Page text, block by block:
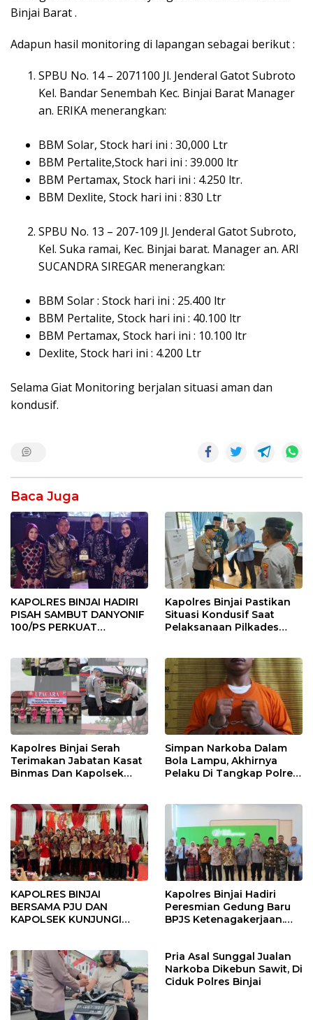
Binjai Barat .
Adapun hasil monitoring di lapangan sebagai berikut :
SPBU No. 14 – 2071100 Jl. Jenderal Gatot Subroto
Kel. Bandar Senembah Kec. Binjai Barat Manager
an. ERIKA menerangkan:
BBM Solar, Stock hari ini : 30,000 Ltr
BBM Pertalite,Stock hari ini : 39.000 ltr
BBM Pertamax, Stock hari ini : 4.250 ltr.
BBM Dexlite, Stock hari ini : 830 Ltr
SPBU No. 13 – 207-109 Jl. Jenderal Gatot Subroto,
Kel. Suka ramai, Kec. Binjai barat. Manager an. ARI
SUCANDRA SIREGAR menerangkan:
BBM Solar : Stock hari ini : 25.400 ltr
BBM Pertalite, Stock hari ini : 40.100 ltr
BBM Pertamax, Stock hari ini : 10.100 ltr
Dexlite, Stock hari ini : 4.200 Ltr
Selama Giat Monitoring berjalan situasi aman dan
kondusif.
Baca Juga
KAPOLRES BINJAI HADIRI
PISAH SAMBUT DANYONIF
100/PS PERKUAT
Kapolres Binjai Pastikan
Situasi Kondusif Saat
Pelaksanaan Pilkades
Kapolres Binjai Serah
Terimakan Jabatan Kasat
Binmas Dan Kapolsek
Simpan Narkoba Dalam
Bola Lampu, Akhirnya
Pelaku Di Tangkap Polres
KAPOLRES BINJAI
BERSAMA PJU DAN
KAPOLSEK KUNJUNGI
Kapolres Binjai Hadiri
Peresmian Gedung Baru
BPJS Ketenagakerjaan.
Pria Asal Sunggal Jualan
Narkoba Dikebun Sawit, Di
Ciduk Polres Binjai